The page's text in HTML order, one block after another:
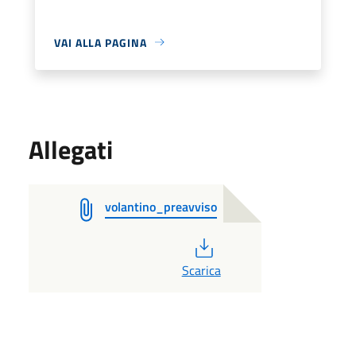
VAI ALLA PAGINA
Allegati
volantino_preavviso
Scarica